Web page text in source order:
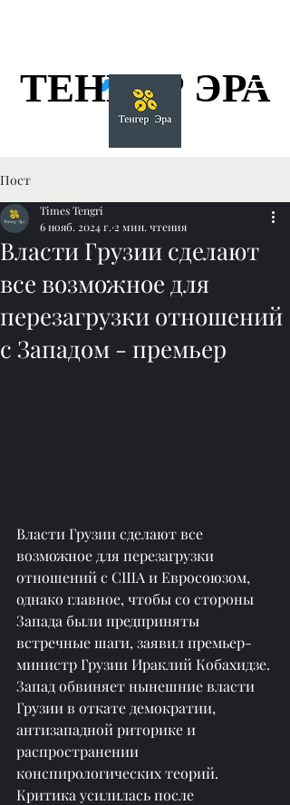
ТЕНГЕР ЭРА
ТЕНГЕР ЭРА
Пост
Власти Грузии сделают
все возможное для
перезагрузки отношений
с Западом - премьер
Times Tengri
6 нояб. 2024 г. 2 мин. чтения
Власти Грузии сделают все
возможное для перезагрузки
отношений с США и Евросоюзом,
однако главное, чтобы со стороны
Запада были предприняты
встречные шаги, заявил премьер-
министр Грузии Ираклий Кобахидзе.
Запад обвиняет нынешние власти
Грузии в откате демократии,
антизападной риторике и
распространении
конспирологических теорий.
Критика усилилась после